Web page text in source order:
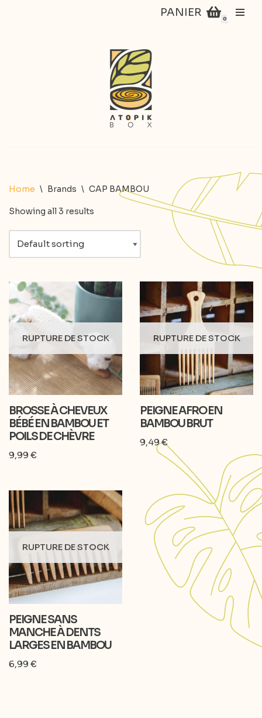
PANIER
0
Home \ Brands \ CAP BAMBOU
Showing all 3 results
RUPTURE DE STOCK
BROSSE À CHEVEUX
BÉBÉ EN BAMBOU ET
POILS DE CHÈVRE
9,99€
RUPTURE DE STOCK
PEIGNE AFRO EN
BAMBOU BRUT
9,49€
RUPTURE DE STOCK
PEIGNE SANS
MANCHE À DENTS
LARGES EN BAMBOU
6,99€